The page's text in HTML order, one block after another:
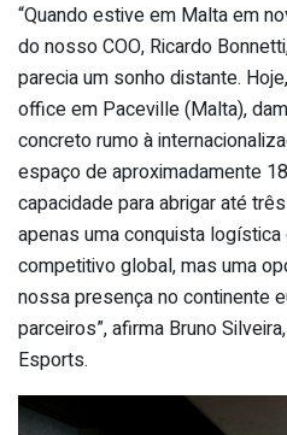
“Quando estive em Malta em
do nosso COO, Ricardo
parecia um sonho distante.
office em Paceville (Malta),
concreto rumo à
espaço de aproximadamente
capacidade para abrigar até
apenas uma conquista
competitivo global, mas uma
nossa presença no continente
parceiros”, afirma Bruno
Esports.